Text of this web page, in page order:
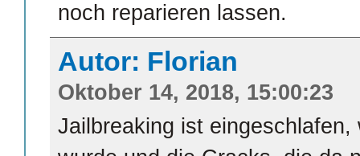
noch reparieren lassen.
Autor: Florian
Oktober 14, 2018, 15:00:23
Jailbreaking ist